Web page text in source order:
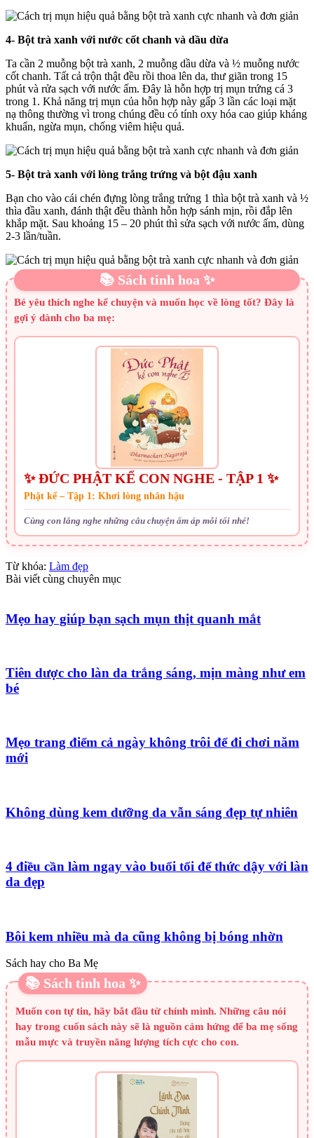
4- Bột trà xanh với nước cốt chanh và dầu dừa
Ta cần 2 muỗng bột trà xanh, 2 muỗng dầu dừa và ½ muỗng nước
cốt chanh. Tất cả trộn thật đều rồi thoa lên da, thư giãn trong 15
phút và rửa sạch với nước ấm. Đây là hỗn hợp trị mụn trứng cá 3
trong 1. Khả năng trị mụn của hỗn hợp này gấp 3 lần các loại mặt
nạ thông thường vì trong chúng đều có tính oxy hóa cao giúp kháng
khuẩn, ngừa mụn, chống viêm hiệu quả.
5- Bột trà xanh với lòng trắng trứng và bột đậu xanh
Bạn cho vào cái chén đựng lòng trắng trứng 1 thìa bột trà xanh và ½
thìa đầu xanh, đánh thật đều thành hỗn hợp sánh mịn, rồi đắp lên
khắp mặt. Sau khoảng 15 – 20 phút thì sửa sạch với nước ấm, dùng
2-3 lần/tuần.
📚 Sách tinh hoa ✨
Bé yêu thích nghe kể chuyện và muốn học về lòng tốt? Đây là
gợi ý dành cho ba mẹ:
✨ ĐỨC PHẬT KỂ CON NGHE - TẬP 1 ✨
Phật kể – Tập 1: Khơi lòng nhân hậu
Cùng con lắng nghe những câu chuyện ấm áp mỗi tối nhé!
Từ khóa: Làm đẹp
Bài viết cùng chuyên mục
Mẹo hay giúp bạn sạch mụn thịt quanh mắt
Tiên dược cho làn da trắng sáng, mịn màng như em
bé
Mẹo trang điểm cả ngày không trôi để đi chơi năm
mới
Không dùng kem dưỡng da vẫn sáng đẹp tự nhiên
4 điều cần làm ngay vào buổi tối để thức dậy với làn
da đẹp
Bôi kem nhiều mà da cũng không bị bóng nhờn
Sách hay cho Ba Mẹ
📚 Sách tinh hoa ✨
Muốn con tự tin, hãy bắt đầu từ chính mình. Những câu nói
hay trong cuốn sách này sẽ là nguồn cảm hứng để ba mẹ sống
mẫu mực và truyền năng lượng tích cực cho con.